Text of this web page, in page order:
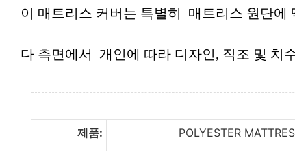
이 매트리스 커버는 특별히 매트리스 원단에
다 측면에서 개인에 따라 디자인, 직조 및 치
제품:
POLYESTER MATTRESS